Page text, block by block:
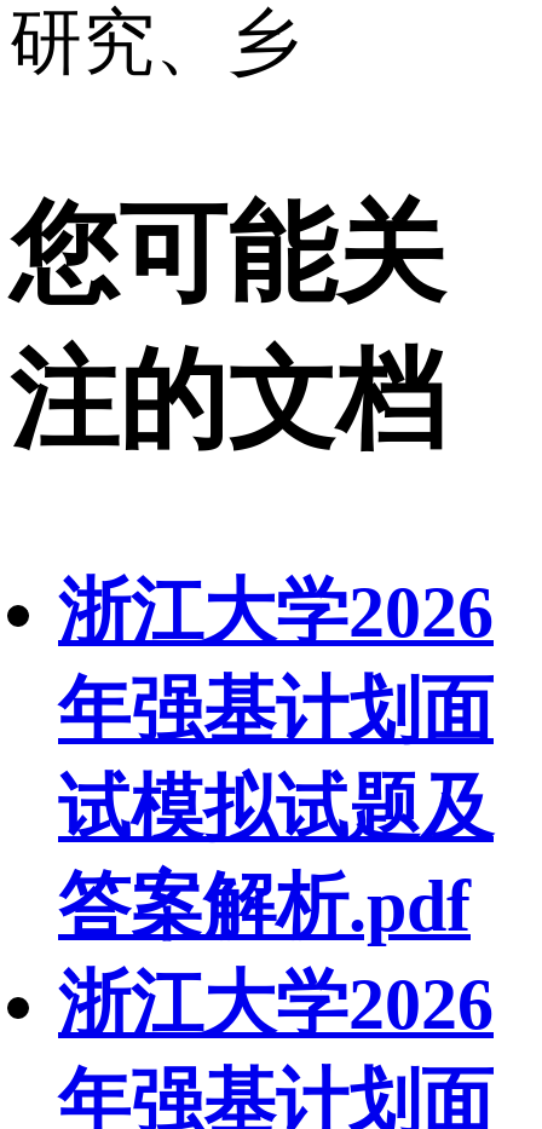
研究、乡
您可能关
注的文档
浙江大学2026
年强基计划面
试模拟试题及
答案解析.pdf
浙江大学2026
年强基计划面